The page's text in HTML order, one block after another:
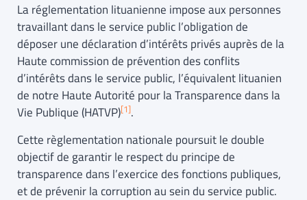
La réglementation lituanienne impose aux personnes
travaillant dans le service public l’obligation de
déposer une déclaration d’intérêts privés auprès de la
Haute commission de prévention des conflits
d’intérêts dans le service public, l’équivalent lituanien
de notre Haute Autorité pour la Transparence dans la
Vie Publique (HATVP)[1].
Cette règlementation nationale poursuit le double
objectif de garantir le respect du principe de
transparence dans l’exercice des fonctions publiques,
et de prévenir la corruption au sein du service public.